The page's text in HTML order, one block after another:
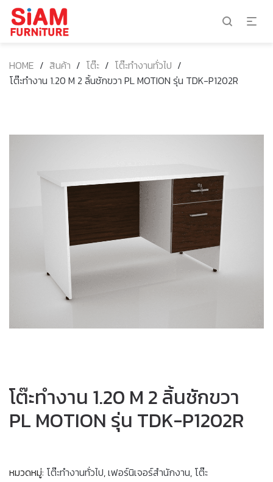
HOME / สินค้า / โต๊ะ / โต๊ะทำงานทั่วไป /
โต๊ะทำงาน 1.20 M 2 ลิ้นชักขวา PL MOTION รุ่น TDK-P1202R
โต๊ะทำงาน 1.20 M 2 ลิ้นชักขวา
PL MOTION รุ่น TDK-P1202R
หมวดหมู่: โต๊ะทำงานทั่วไป,เฟอร์นิเจอร์สำนักงาน, โต๊ะ